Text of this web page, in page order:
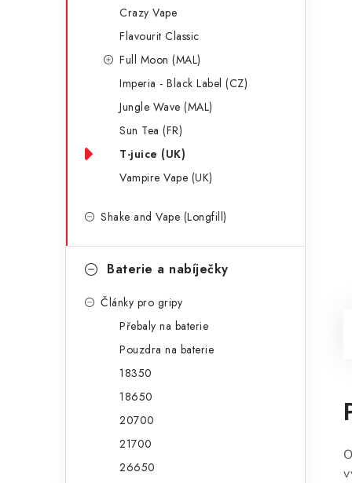
Crazy Vape
Flavourit Classic
Full Moon (MAL)
Imperia - Black Label (CZ)
Jungle Wave (MAL)
Sun Tea (FR)
T-juice (UK)
Vampire Vape (UK)
Shake and Vape (Longfill)
Baterie a nabíječky
Články pro gripy
Přebaly na baterie
Pouzdra na baterie
18350
18650
20700
21700
26650